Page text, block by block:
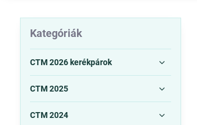
Kategóriák
CTM 2026 kerékpárok
CTM 2025
CTM 2024